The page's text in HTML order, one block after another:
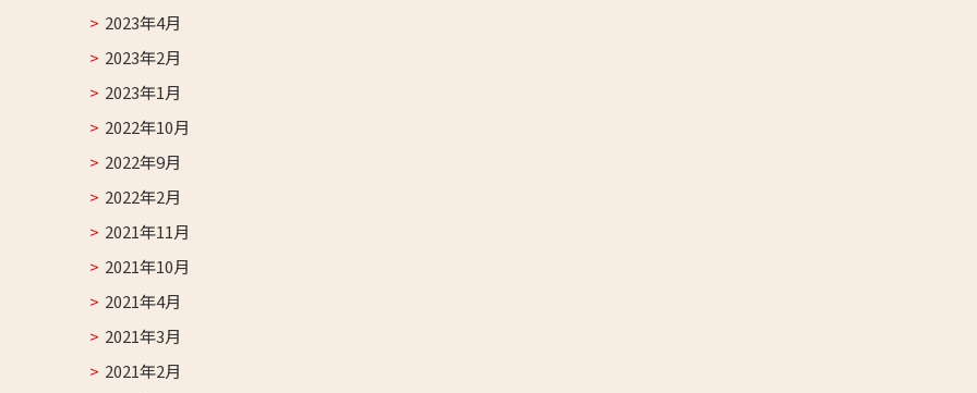
2023年4月
2023年2月
2023年1月
2022年10月
2022年9月
2022年2月
2021年11月
2021年10月
2021年4月
2021年3月
2021年2月